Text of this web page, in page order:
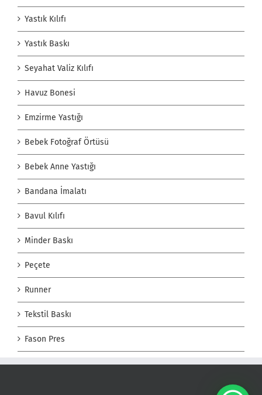
Yastık Kılıfı
Yastık Baskı
Seyahat Valiz Kılıfı
Havuz Bonesi
Emzirme Yastığı
Bebek Fotoğraf Örtüsü
Bebek Anne Yastığı
Bandana İmalatı
Bavul Kılıfı
Minder Baskı
Peçete
Runner
Tekstil Baskı
Fason Pres